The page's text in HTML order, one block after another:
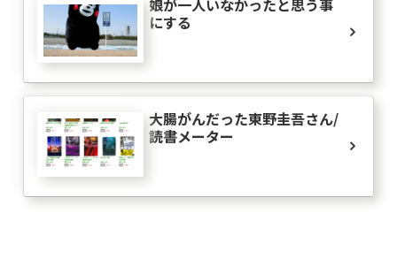
娘が一人いなかったと思う事
にする
大腸がんだった東野圭吾さん/
読書メーター